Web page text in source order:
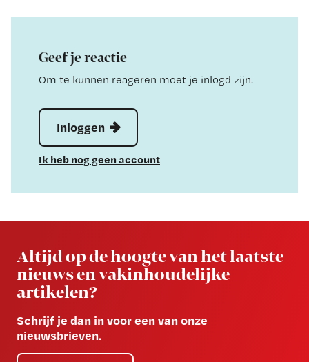
Geef je reactie
Om te kunnen reageren moet je inlogd zijn.
Inloggen
Ik heb nog geen account
Altijd op de hoogte van het laatste
nieuws en vakinhoudelijke
artikelen?
Schrijf je dan in voor een van onze
nieuwsbrieven.